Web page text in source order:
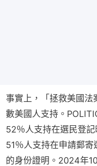
事實上，「拯救美國法
數美國人支持。
52％人支持在選民登
51％人支持在申請郵
的身份證明。2024年